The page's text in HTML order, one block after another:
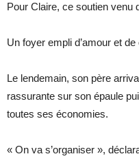
Pour Claire, ce soutien venu
Un foyer empli d’amour et
Le lendemain, son père
rassurante sur son épaule
toutes ses économies.
« On va s’organiser »,